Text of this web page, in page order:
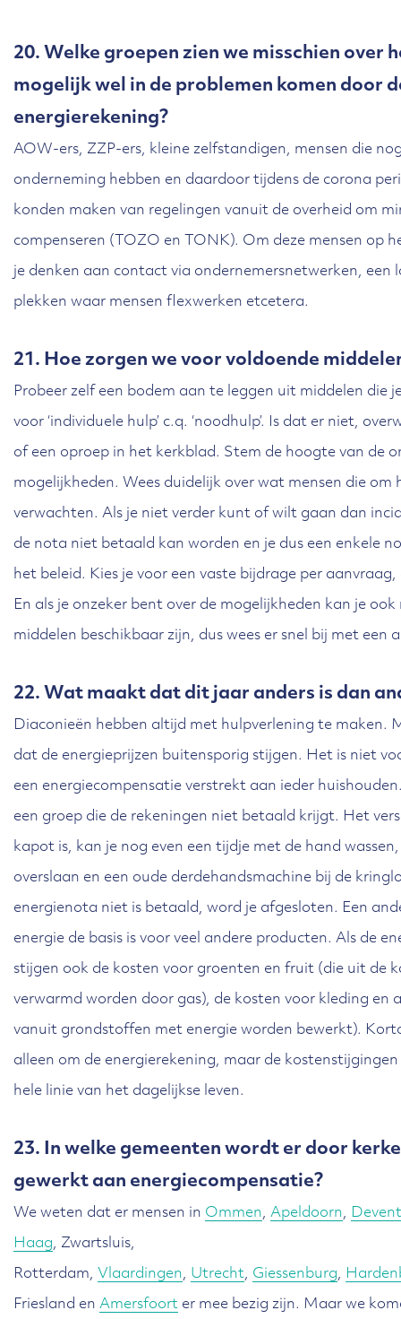
20. Welke groepen zien we misschien over
mogelijk wel in de problemen komen door
energierekening?
AOW-ers, ZZP-ers, kleine zelfstandigen, mensen die
onderneming hebben en daardoor tijdens de corona
konden maken van regelingen vanuit de overheid om
compenseren (TOZO en TONK). Om deze mensen op
je denken aan contact via ondernemersnetwerken, een
plekken waar mensen flexwerken etcetera.
21. Hoe zorgen we voor voldoende
Probeer zelf een bodem aan te leggen uit middelen die
voor ‘individuele hulp’ c.q. ‘noodhulp’. Is dat er niet,
of een oproep in het kerkblad. Stem de hoogte van de
mogelijkheden. Wees duidelijk over wat mensen die om
verwachten. Als je niet verder kunt of wilt gaan dan
de nota niet betaald kan worden en je dus een enkele
het beleid. Kies je voor een vaste bijdrage per
En als je onzeker bent over de mogelijkheden kan je
middelen beschikbaar zijn, dus wees er snel bij met een
22. Wat maakt dat dit jaar anders is dan
Diaconieën hebben altijd met hulpverlening te maken.
dat de energieprijzen buitensporig stijgen. Het is niet
een energiecompensatie verstrekt aan ieder
een groep die de rekeningen niet betaald krijgt. Het
kapot is, kan je nog even een tijdje met de hand
overslaan en een oude derdehandsmachine bij de
energienota niet is betaald, word je afgesloten. Een
energie de basis is voor veel andere producten. Als de
stijgen ook de kosten voor groenten en fruit (die uit de
verwarmd worden door gas), de kosten voor kleding en
vanuit grondstoffen met energie worden bewerkt).
alleen om de energierekening, maar de
hele linie van het dagelijkse leven.
23. In welke gemeenten wordt er door
gewerkt aan energiecompensatie?
We weten dat er mensen in Ommen, Apeldoorn,
Haag, Zwartsluis,
Rotterdam, Vlaardingen, Utrecht, Giessenburg,
Friesland en Amersfoort er mee bezig zijn. Maar we